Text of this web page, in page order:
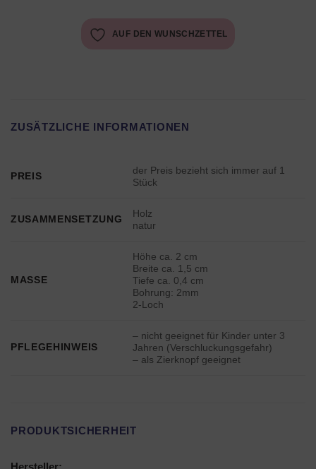
AUF DEN WUNSCHZETTEL
ZUSÄTZLICHE INFORMATIONEN
PREIS
der Preis bezieht sich immer auf 1
Stück
ZUSAMMENSETZUNG
Holz
natur
MASSE
Höhe ca. 2 cm
Breite ca. 1,5 cm
Tiefe ca. 0,4 cm
Bohrung: 2mm
2-Loch
PFLEGEHINWEIS
– nicht geeignet für Kinder unter 3
Jahren (Verschluckungsgefahr)
– als Zierknopf geeignet
PRODUKTSICHERHEIT